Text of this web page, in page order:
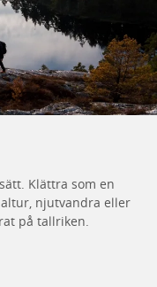
Klättra som en
njutvandra eller
på tallriken.